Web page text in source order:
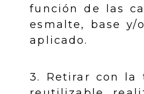
función de las
esmalte, base y/
aplicado.
3. Retirar con la